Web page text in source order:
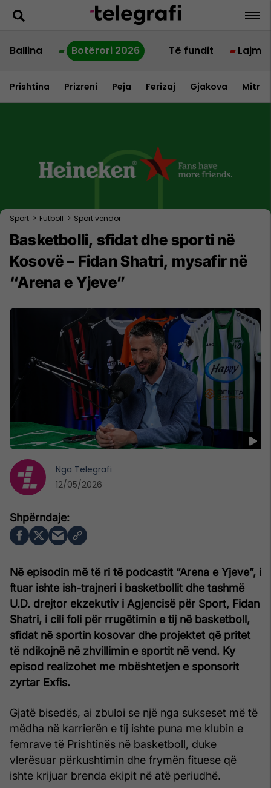
Ballina Botërori 2026 Të fundit Lajme
Prishtina Prizreni Peja Ferizaj Gjakova
Sport > Futboll > Sport vendor
Basketbolli, sfidat dhe sporti në
Kosovë – Fidan Shatri, mysafir në
“Arena e Yjeve”
Në episodin më të ri të podcastit “Arena e Yjeve”, i
ftuar ishte ish-trajneri i basketbollit dhe tashmë
U.D. drejtor ekzekutiv i Agjencisë për Sport, Fidan
Shatri, i cili foli për rrugëtimin e tij në basketboll,
sfidat në sportin kosovar dhe projektet që pritet
të ndikojnë në zhvillimin e sportit në vend. Ky
episod realizohet me mbështetjen e sponsorit
zyrtar Exfis.
Gjatë bisedës, ai zbuloi se një nga sukseset më të
mëdha në karrierën e tij ishte puna me klubin e
femrave të Prishtinës në basketboll, duke
vlerësuar përkushtimin dhe frymën fituese që
ishte krijuar brenda ekipit në atë periudhë.
Nga Telegrafi
12/05/2026